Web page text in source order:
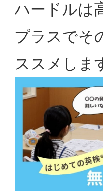
ハードルは
プラスでそ
ススメしま